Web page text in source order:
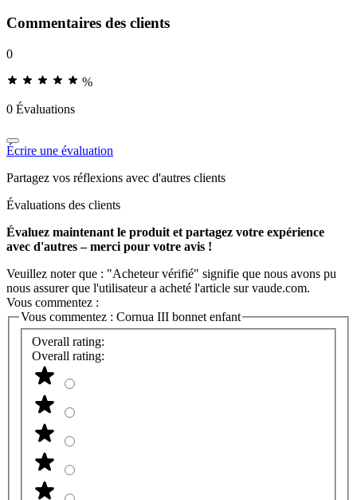
Commentaires des clients
0
%
0 Évaluations
Écrire une évaluation
Partagez vos réflexions avec d'autres clients
Évaluations des clients
Évaluez maintenant le produit et partagez votre expérience
avec d'autres – merci pour votre avis !
Veuillez noter que : "Acheteur vérifié" signifie que nous avons pu
nous assurer que l'utilisateur a acheté l'article sur vaude.com.
Vous commentez :
Vous commentez : Cornua III bonnet enfant
Overall rating:
Overall rating: